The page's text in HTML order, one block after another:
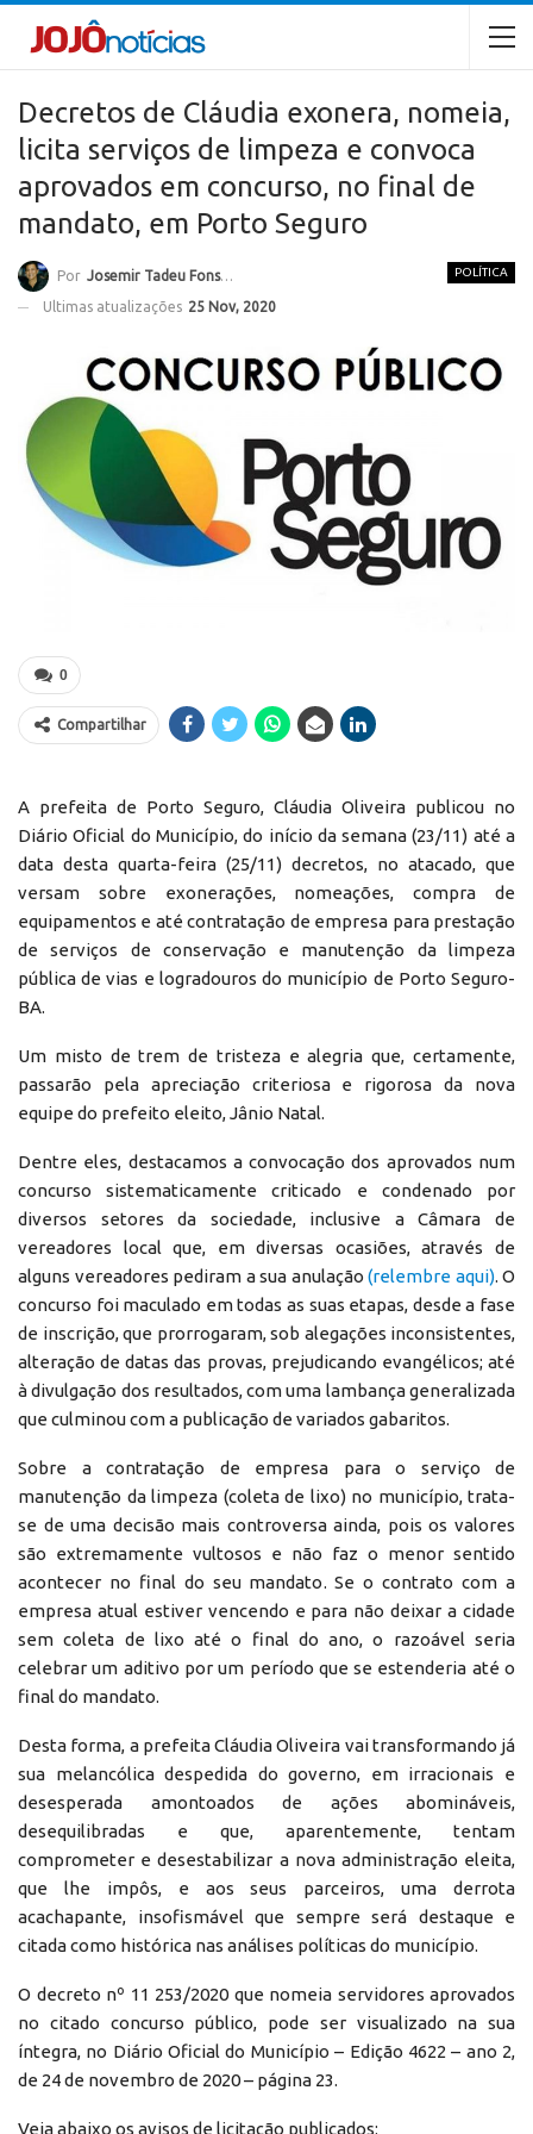
Decretos de Cláudia exonera, nomeia,
licita serviços de limpeza e convoca
aprovados em concurso, no final de
mandato, em Porto Seguro
POLÍTICA
Por Josemir Tadeu Fonseca
Ultimas atualizações 25 Nov, 2020
0
Compartilhar
A prefeita de Porto Seguro, Cláudia Oliveira publicou no
Diário Oficial do Município, do início da semana (23/11) até a
data desta quarta-feira (25/11) decretos, no atacado, que
versam sobre exonerações, nomeações, compra de
equipamentos e até contratação de empresa para prestação
de serviços de conservação e manutenção da limpeza
pública de vias e logradouros do município de Porto Seguro-
BA.
Um misto de trem de tristeza e alegria que, certamente,
passarão pela apreciação criteriosa e rigorosa da nova
equipe do prefeito eleito, Jânio Natal.
Dentre eles, destacamos a convocação dos aprovados num
concurso sistematicamente criticado e condenado por
diversos setores da sociedade, inclusive a Câmara de
vereadores local que, em diversas ocasiões, através de
alguns vereadores pediram a sua anulação (relembre aqui). O
concurso foi maculado em todas as suas etapas, desde a fase
de inscrição, que prorrogaram, sob alegações inconsistentes,
alteração de datas das provas, prejudicando evangélicos; até
à divulgação dos resultados, com uma lambança generalizada
que culminou com a publicação de variados gabaritos.
Sobre a contratação de empresa para o serviço de
manutenção da limpeza (coleta de lixo) no município, trata-
se de uma decisão mais controversa ainda, pois os valores
são extremamente vultosos e não faz o menor sentido
acontecer no final do seu mandato. Se o contrato com a
empresa atual estiver vencendo e para não deixar a cidade
sem coleta de lixo até o final do ano, o razoável seria
celebrar um aditivo por um período que se estenderia até o
final do mandato.
Desta forma, a prefeita Cláudia Oliveira vai transformando já
sua melancólica despedida do governo, em irracionais e
desesperada amontoados de ações abomináveis,
desequilibradas e que, aparentemente, tentam
comprometer e desestabilizar a nova administração eleita,
que lhe impôs, e aos seus parceiros, uma derrota
acachapante, insofismável que sempre será destaque e
citada como histórica nas análises políticas do município.
O decreto nº 11 253/2020 que nomeia servidores aprovados
no citado concurso público, pode ser visualizado na sua
íntegra, no Diário Oficial do Município – Edição 4622 – ano 2,
de 24 de novembro de 2020 – página 23.
Veja abaixo os avisos de licitação publicados: